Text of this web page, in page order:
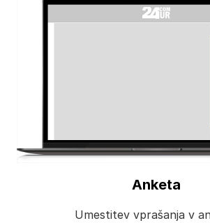
Anketa
Umestitev vprašanja v